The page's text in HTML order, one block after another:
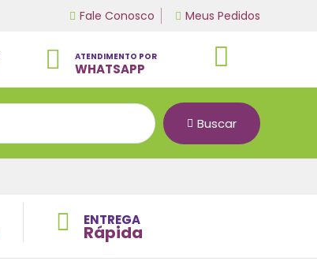
Fale Conosco Meus Pedidos
ATENDIMENTO POR
WHATSAPP
Buscar
ENTREGA
Rápida